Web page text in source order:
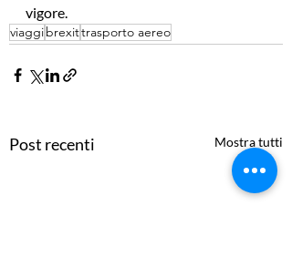
vigore.
viaggibrexittrasporto aereo
Post recenti Mostra tutti